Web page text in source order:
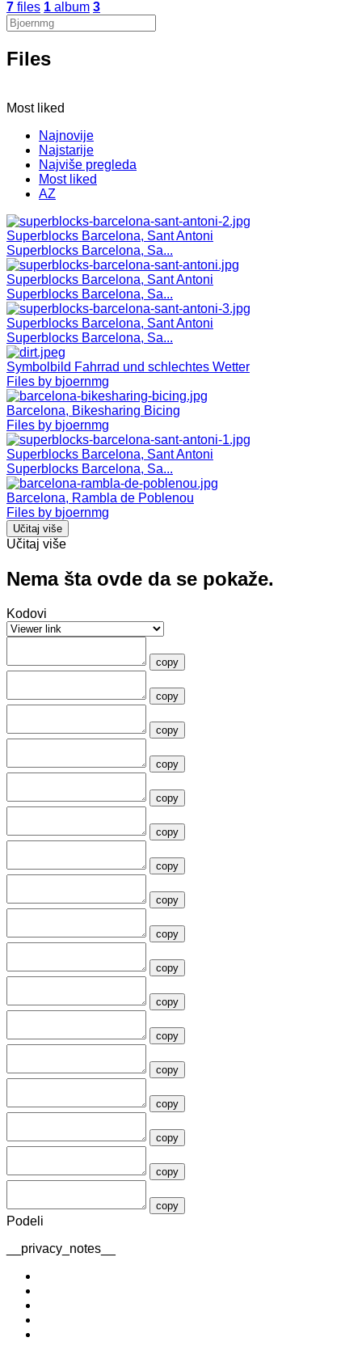
7 files 1 album 3
Files
Most liked
Najnovije
Najstarije
Najviše pregleda
Most liked
AZ
Superblocks Barcelona, Sant Antoni
Superblocks Barcelona, Sa...
Superblocks Barcelona, Sant Antoni
Superblocks Barcelona, Sa...
Superblocks Barcelona, Sant Antoni
Superblocks Barcelona, Sa...
Symbolbild Fahrrad und schlechtes Wetter
Files by bjoernmg
Barcelona, Bikesharing Bicing
Files by bjoernmg
Superblocks Barcelona, Sant Antoni
Superblocks Barcelona, Sa...
Barcelona, Rambla de Poblenou
Files by bjoernmg
Učitaj više
Učitaj više
Nema šta ovde da se pokaže.
Kodovi
copy
copy
copy
copy
copy
copy
copy
copy
copy
copy
copy
copy
copy
copy
copy
copy
copy
Podeli
__privacy_notes__